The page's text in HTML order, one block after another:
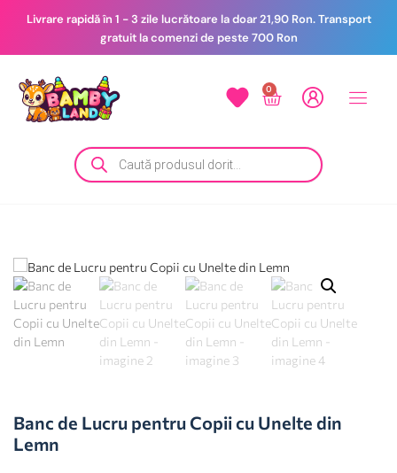
Livrare rapidă în 1 - 3 zile lucrătoare la doar 21,90 Ron. Transport
gratuit la comenzi de peste 700 Ron
0
Banc de Lucru pentru Copii cu Unelte din
Lemn